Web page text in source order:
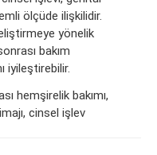
ölçüde ilişkilidir.
yönelik
bakım
iyileştirebilir.
hemşirelik bakımı,
cinsel işlev